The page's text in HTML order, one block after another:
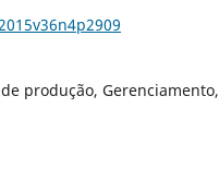
produção, Gerenciamento,